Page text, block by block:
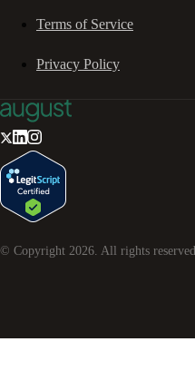
Terms of Service
Privacy Policy
© Copyright 2026 . All rights reserved.